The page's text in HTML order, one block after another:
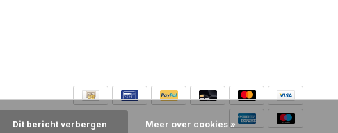
Dit bericht verbergen Meer over cookies »